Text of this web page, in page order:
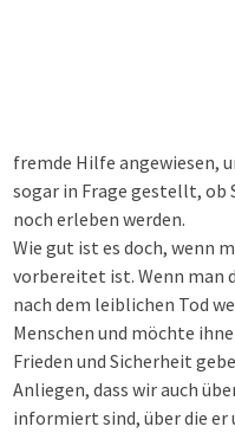
fremde Hilfe angewiesen,
sogar in Frage gestellt, ob
noch erleben werden.
Wie gut ist es doch, wenn
vorbereitet ist. Wenn man
nach dem leiblichen Tod
Menschen und möchte
Frieden und Sicherheit
Anliegen, dass wir auch
informiert sind, über die er